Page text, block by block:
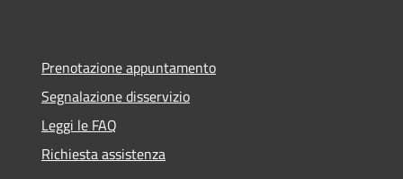
Prenotazione appuntamento
Segnalazione disservizio
Leggi le FAQ
Richiesta assistenza